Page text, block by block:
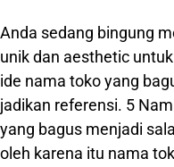
Anda sedang bingung
unik dan aesthetic
ide nama toko yang
jadikan referensi. 5
yang bagus menjadi
oleh karena itu nama